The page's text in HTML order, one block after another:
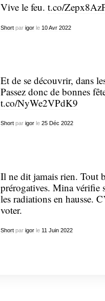
Vive le feu. t.co/
Shortpar igorle 10 Avr 2022
Et de se découvrir, dans
Passez donc de bonnes
t.co/NyWe2VPdK9
Shortpar igorle 25 Déc 2022
Il ne dit jamais rien. Tout
prérogatives. Mina vérifie
les radiations en hausse.
voter.
Shortpar igorle 11 Juin 2022